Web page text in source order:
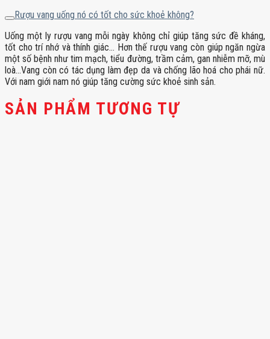
Rượu vang uống nó có tốt cho sức khoẻ không?
Uống một ly rượu vang mỗi ngày không chỉ giúp tăng sức đề kháng,
tốt cho trí nhớ và thính giác… Hơn thế rượu vang còn giúp ngăn ngừa
một số bệnh như tim mạch, tiểu đường, trầm cảm, gan nhiễm mỡ, mù
loà…Vang còn có tác dụng làm đẹp da và chống lão hoá cho phái nữ.
Với nam giới nam nó giúp tăng cường sức khoẻ sinh sản.
SẢN PHẨM TƯƠNG TỰ